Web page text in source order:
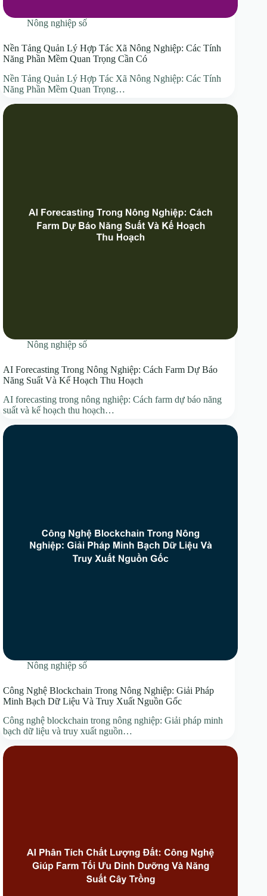
Nông nghiệp số
Nền Tảng Quản Lý Hợp Tác Xã Nông Nghiệp: Các Tính
Năng Phần Mềm Quan Trọng Cần Có
Nền Tảng Quản Lý Hợp Tác Xã Nông Nghiệp: Các Tính
Năng Phần Mềm Quan Trọng…
Nông nghiệp số
AI Forecasting Trong Nông Nghiệp: Cách Farm Dự Báo
Năng Suất Và Kế Hoạch Thu Hoạch
AI forecasting trong nông nghiệp: Cách farm dự báo năng
suất và kế hoạch thu hoạch…
Nông nghiệp số
Công Nghệ Blockchain Trong Nông Nghiệp: Giải Pháp
Minh Bạch Dữ Liệu Và Truy Xuất Nguồn Gốc
Công nghệ blockchain trong nông nghiệp: Giải pháp minh
bạch dữ liệu và truy xuất nguồn…